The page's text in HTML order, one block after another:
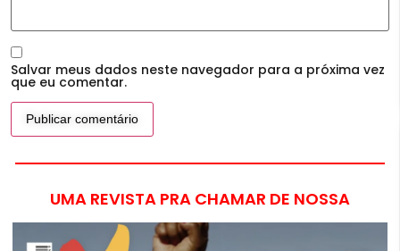
Salvar meus dados neste navegador para a próxima vez
que eu comentar.
UMA REVISTA PRA CHAMAR DE NOSSA